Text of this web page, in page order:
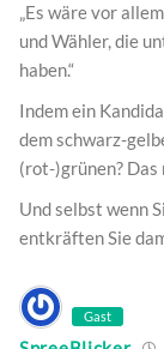
„Es wäre vor
und Wähler, die
haben.“
Indem ein
dem schwarz-
(rot-)grünen? Das
Und selbst wenn
entkräften Sie
Gast